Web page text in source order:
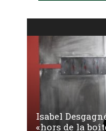
Isabel
«hors de la